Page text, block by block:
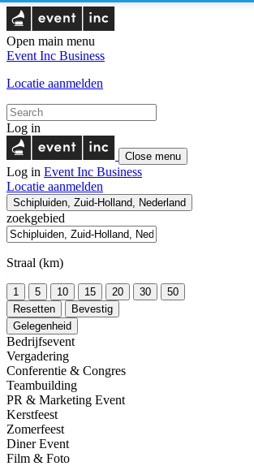
Open main menu
Event Inc Business
Locatie aanmelden
Log in
Close menu
Log in Event Inc Business
Locatie aanmelden
Schipluiden, Zuid-Holland, Nederland
zoekgebied
Straal (km)
1 5 10 15 20 30
50
Resetten
Bevestig
Gelegenheid
Bedrijfsevent
Vergadering
Conferentie & Congres
Teambuilding
PR & Marketing Event
Kerstfeest
Zomerfeest
Diner Event
Film & Foto